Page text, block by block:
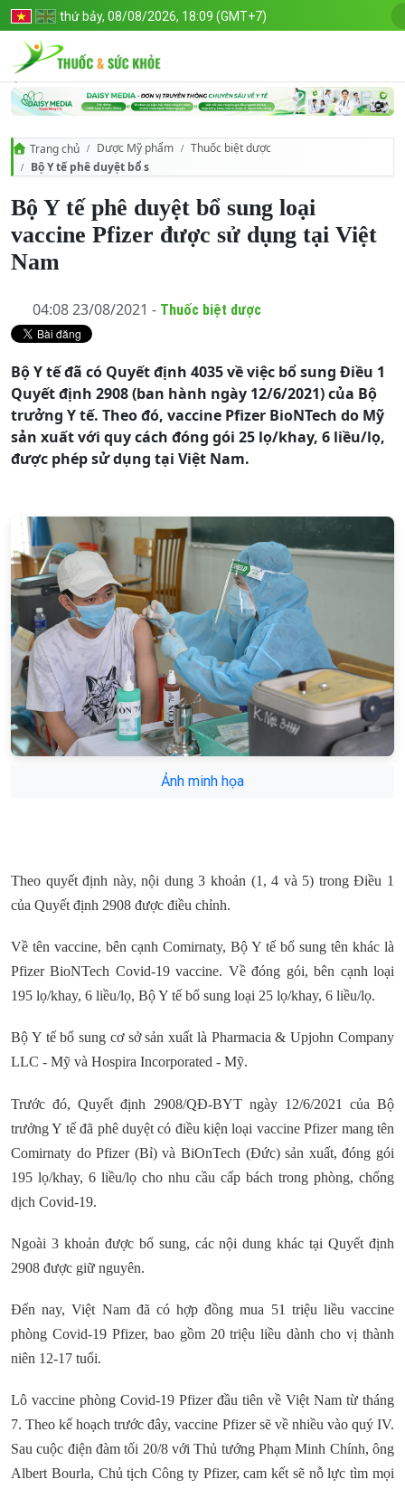
thứ bảy, 08/08/2026, 18:09 (GMT+7)
Trang chủ Dược Mỹ phẩm
Thuốc biệt dược
Bộ Y tế phê duyệt bổ sung loại vaccine Pfizer được sử dụng tại Việt
Bộ Y tế phê duyệt bổ sung loại
vaccine Pfizer được sử dụng tại Việt
Nam
04:08 23/08/2021 - Thuốc biệt dược
Bộ Y tế đã có Quyết định 4035 về việc bổ sung Điều 1
Quyết định 2908 (ban hành ngày 12/6/2021) của Bộ
trưởng Y tế. Theo đó, vaccine Pfizer BioNTech do Mỹ
sản xuất với quy cách đóng gói 25 lọ/khay, 6 liều/lọ,
được phép sử dụng tại Việt Nam.
Ảnh minh họa
Theo quyết định này, nội dung 3 khoản (1, 4 và 5) trong Điều 1
của Quyết định 2908 được điều chỉnh.
Về tên vaccine, bên cạnh Comirnaty, Bộ Y tế bổ sung tên khác là
Pfizer BioNTech Covid-19 vaccine. Về đóng gói, bên cạnh loại
195 lọ/khay, 6 liều/lọ, Bộ Y tế bổ sung loại 25 lọ/khay, 6 liều/lọ.
Bộ Y tế bổ sung cơ sở sản xuất là Pharmacia & Upjohn Company
LLC - Mỹ và Hospira Incorporated - Mỹ.
Trước đó, Quyết định 2908/QĐ-BYT ngày 12/6/2021 của Bộ
trưởng Y tế đã phê duyệt có điều kiện loại vaccine Pfizer mang tên
Comirnaty do Pfizer (Bỉ) và BiOnTech (Đức) sản xuất, đóng gói
195 lọ/khay, 6 liều/lọ cho nhu cầu cấp bách trong phòng, chống
dịch Covid-19.
Ngoài 3 khoản được bổ sung, các nội dung khác tại Quyết định
2908 được giữ nguyên.
Đến nay, Việt Nam đã có hợp đồng mua 51 triệu liều vaccine
phòng Covid-19 Pfizer, bao gồm 20 triệu liều dành cho vị thành
niên 12-17 tuổi.
Lô vaccine phòng Covid-19 Pfizer đầu tiên về Việt Nam từ tháng
7. Theo kế hoạch trước đây, vaccine Pfizer sẽ về nhiều vào quý IV.
Sau cuộc điện đàm tối 20/8 với Thủ tướng Phạm Minh Chính, ông
Albert Bourla, Chủ tịch Công ty Pfizer, cam kết sẽ nỗ lực tìm mọi